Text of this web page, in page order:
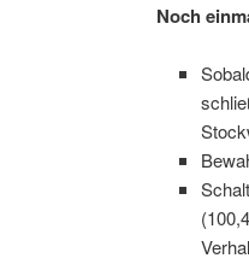
Noch
(100,4